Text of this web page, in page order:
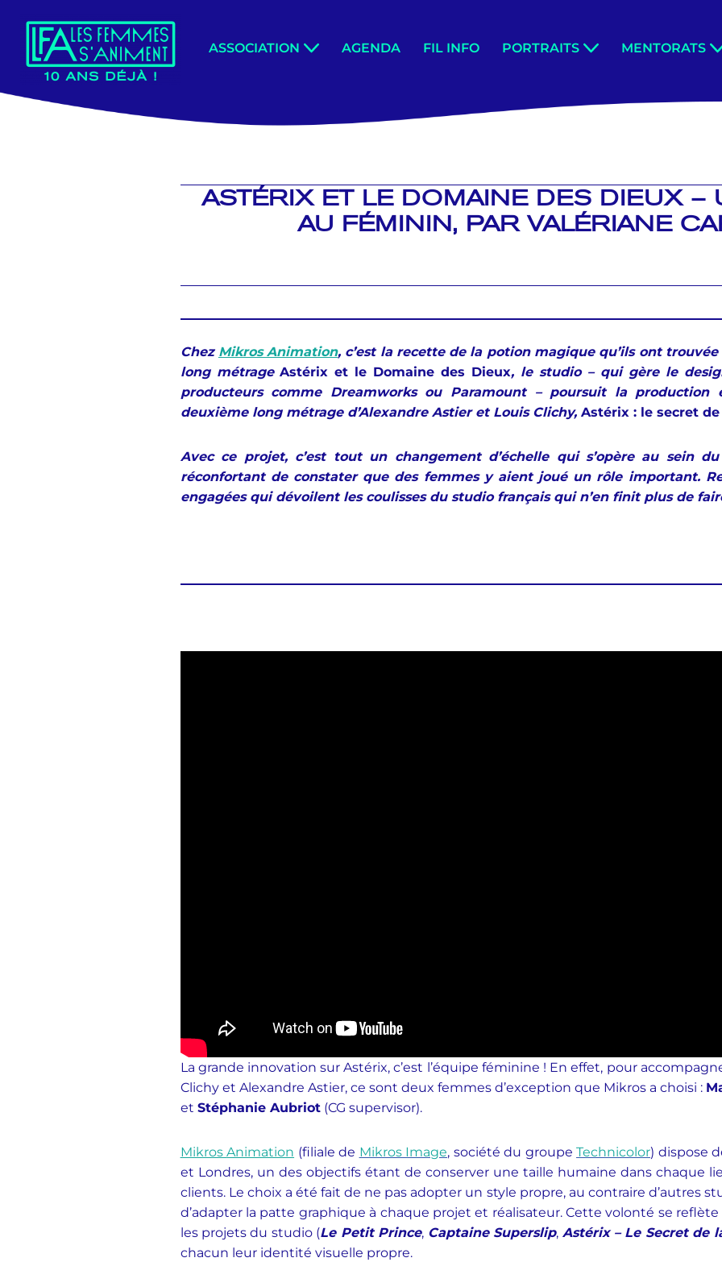
Aller
au
contenu
ASSOCIATION AGENDA FIL INFO PORTRAITS MENTORATS
ASTÉRIX ET LE DOMAINE DES DIEUX –
AU FÉMININ, PAR VALÉRIANE
Chez Mikros Animation, c’est la recette de la potion magique qu’ils ont
long métrageAstérix et le Domaine des Dieux, le studio – qui gère le
producteurs comme Dreamworks ou Paramount – poursuit la production
deuxième long métrage d’Alexandre Astier et Louis Clichy, Astérix : le secret
Avec ce projet, c’est tout un changement d’échelle qui s’opère au sein
réconfortant de constater que des femmes y aient joué un rôle important.
engagées qui dévoilent les coulisses du studio français qui n’en finit plus de
La grande innovation sur Astérix, c’est l’équipe féminine ! En effet, pour
Clichy et Alexandre Astier, ce sont deux femmes d’exception que Mikros a choisi :
et Stéphanie Aubriot(CG supervisor).
MikrosAnimation (filiale de Mikros Image, société du groupeTechnicolor) dispose
et Londres, un des objectifs étant de conserver une taille humaine dans chaque
clients. Le choix a été fait de ne pas adopter un style propre, au contraire d’autres
d’adapter la patte graphique à chaque projet et réalisateur. Cette volonté se
les projets du studio (Le Petit Prince, Captaine Superslip, Astérix – Le Secret de
chacun leur identité visuelle propre.